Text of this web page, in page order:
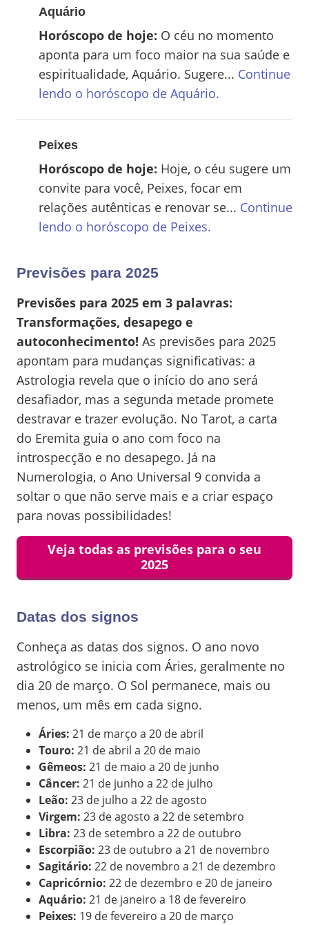
Aquário
Horóscopo de hoje: O céu no momento
aponta para um foco maior na sua saúde e
espiritualidade, Aquário. Sugere... Continue
lendo o horóscopo de Aquário.
Peixes
Horóscopo de hoje: Hoje, o céu sugere um
convite para você, Peixes, focar em
relações autênticas e renovar se... Continue
lendo o horóscopo de Peixes.
Previsões para 2025
Previsões para 2025 em 3 palavras:
Transformações, desapego e
autoconhecimento! As previsões para 2025
apontam para mudanças significativas: a
Astrologia revela que o início do ano será
desafiador, mas a segunda metade promete
destravar e trazer evolução. No Tarot, a carta
do Eremita guia o ano com foco na
introspecção e no desapego. Já na
Numerologia, o Ano Universal 9 convida a
soltar o que não serve mais e a criar espaço
para novas possibilidades!
Veja todas as previsões para o seu
2025
Datas dos signos
Conheça as datas dos signos. O ano novo
astrológico se inicia com Áries, geralmente no
dia 20 de março. O Sol permanece, mais ou
menos, um mês em cada signo.
Áries: 21 de março a 20 de abril
Touro: 21 de abril a 20 de maio
Gêmeos: 21 de maio a 20 de junho
Câncer: 21 de junho a 22 de julho
Leão: 23 de julho a 22 de agosto
Virgem: 23 de agosto a 22 de setembro
Libra: 23 de setembro a 22 de outubro
Escorpião: 23 de outubro a 21 de novembro
Sagitário: 22 de novembro a 21 de dezembro
Capricórnio: 22 de dezembro e 20 de janeiro
Aquário: 21 de janeiro a 18 de fevereiro
Peixes: 19 de fevereiro a 20 de março